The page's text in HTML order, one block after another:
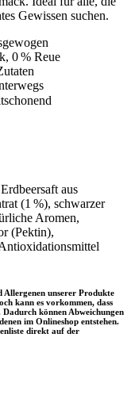
Gewissen suchen.
0 % Reue
aus
(1 %), schwarzer
Aromen,
(Pektin),
unserer Produkte
kann es vorkommen, dass
können Abweichungen
im Onlineshop entstehen.
direkt auf der